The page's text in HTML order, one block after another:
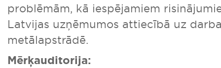
problēmām, kā iespējamiem
Latvijas uzņēmumos attiecībā uz
metālapstrādē.
Mērķauditorija: